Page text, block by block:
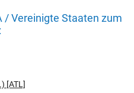
/ Vereinigte Staaten zum
[ATL]